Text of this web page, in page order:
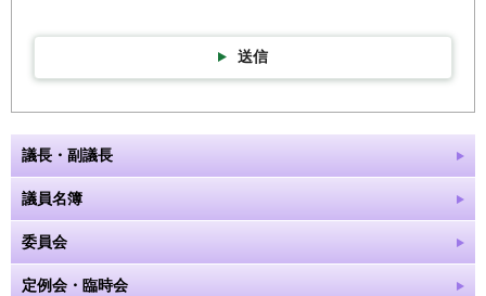
送信
議長・副議長
議員名簿
委員会
定例会・臨時会